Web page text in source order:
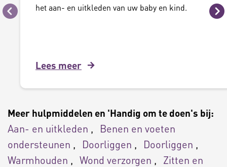
Vorige
het aan- en uitkleden van uw baby en kind.
Lees meer
Meer hulpmiddelen en 'Handig om te doen's bij:
Aan- en uitkleden
Benen en voeten
ondersteunen
Doorliggen
Doorliggen
Warmhouden
Wond verzorgen
Zitten en